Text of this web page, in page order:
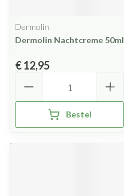
Dermolin
Dermolin Nachtcreme 50ml
€ 12,95
Bestel